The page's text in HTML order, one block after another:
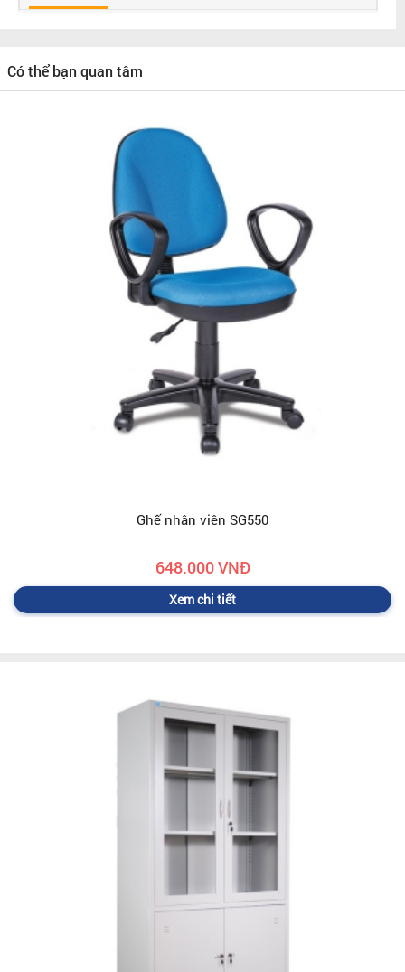
Có thể bạn quan tâm
Ghế nhân viên SG550
648.000 VNĐ
Xem chi tiết